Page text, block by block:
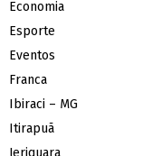
Economia
Esporte
Eventos
Franca
Ibiraci – MG
Itirapuã